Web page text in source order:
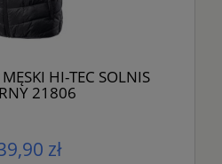
HI-TEC SOLNIS
21806
zł